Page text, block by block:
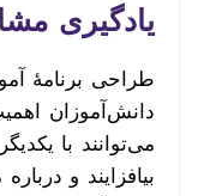
یادگیری
طراحی برنامۀ
دانش‌آموزان
می‌توانند با
بیافزایند و